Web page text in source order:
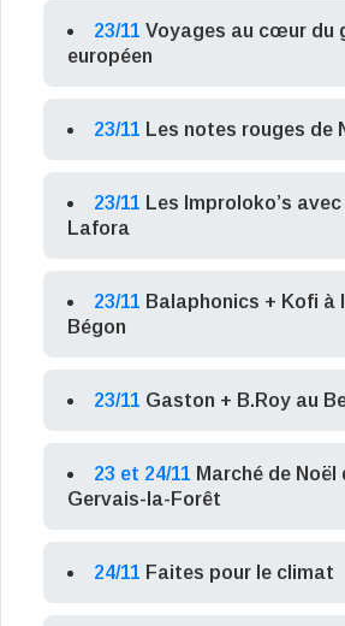
23/11 Voyages au cœur du
européen
23/11 Les notes rouges de
23/11 Les Improloko’s
Lafora
23/11 Balaphonics + Kofi à
Bégon
23/11 Gaston + B.Roy au
23 et 24/11 Marché de Noël
Gervais-la-Forêt
24/11 Faites pour le climat